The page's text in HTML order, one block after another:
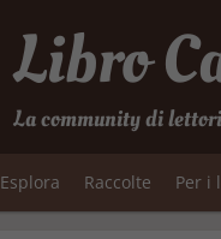
Libro
La community di
Esplora Raccolte Per i